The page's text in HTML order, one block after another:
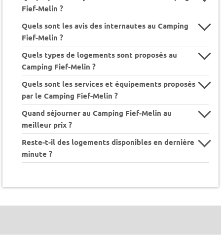
Fief-Melin ?
Quels sont les avis des internautes au Camping
Fief-Melin ?
Quels types de logements sont proposés au
Camping Fief-Melin ?
Quels sont les services et équipements proposés
par le Camping Fief-Melin ?
Quand séjourner au Camping Fief-Melin au
meilleur prix ?
Reste-t-il des logements disponibles en dernière
minute ?